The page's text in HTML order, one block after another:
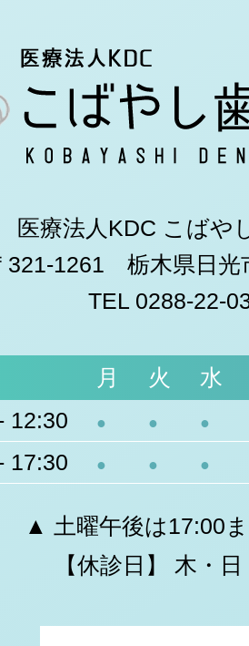
医療法人KDC こばや
321-1261 栃木県日光
TEL 0288-22-
月 火
水
12:30
● ● ●
17:30 ● ● ●
▲ 土曜午後は17:00
【休診日】 木・